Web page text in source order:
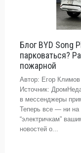
Блог BYD Song
парковаться?
пожарной
Автор: Егор
Источник:
в мессенджеры
Теперь все — ни на
“электричкам”
новостей о...